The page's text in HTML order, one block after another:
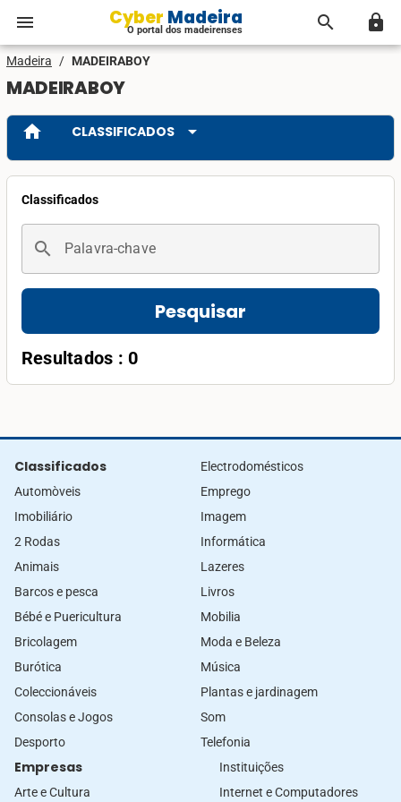
menu Cyber Madeira
O portal dos madeirenses search lock
Madeira / MADEIRABOY
MADEIRABOY
home CLASSIFICADOS arrow_drop_down
Classificados
search Palavra-chave
Pesquisar
Resultados : 0
Classificados
Automòveis
Imobiliário
2 Rodas
Animais
Barcos e pesca
Bébé e Puericultura
Bricolagem
Burótica
Coleccionáveis
Consolas e Jogos
Desporto
Electrodomésticos
Emprego
Imagem
Informática
Lazeres
Livros
Mobilia
Moda e Beleza
Música
Plantas e jardinagem
Som
Telefonia
Empresas
Arte e Cultura
Instituições
Internet e Computadores